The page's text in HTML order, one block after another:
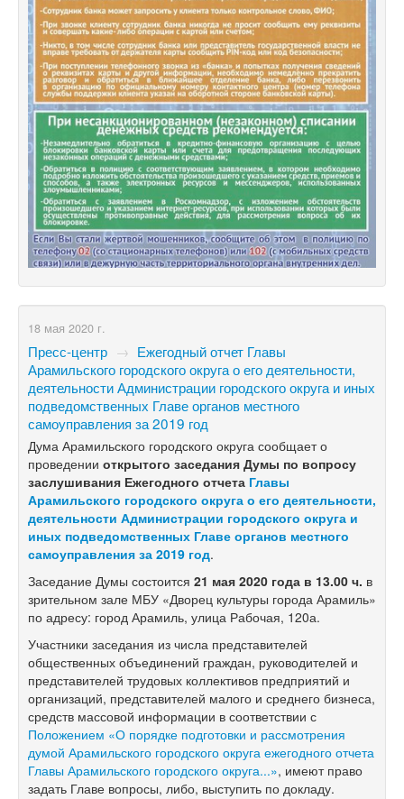
18 мая 2020 г.
Пресс-центр → Ежегодный отчет Главы
Арамильского городского округа о его деятельности,
деятельности Администрации городского округа и иных
подведомственных Главе органов местного
самоуправления за 2019 год
Дума Арамильского городского округа сообщает о
проведении открытого заседания Думы по вопросу
заслушивания Ежегодного отчета Главы
Арамильского городского округа о его деятельности,
деятельности Администрации городского округа и
иных подведомственных Главе органов местного
самоуправления за 2019 год.
Заседание Думы состоится 21 мая 2020 года в 13.00 ч. в
зрительном зале МБУ «Дворец культуры города Арамиль»
по адресу: город Арамиль, улица Рабочая, 120а.
Участники заседания из числа представителей
общественных объединений граждан, руководителей и
представителей трудовых коллективов предприятий и
организаций, представителей малого и среднего бизнеса,
средств массовой информации в соответствии с
Положением «О порядке подготовки и рассмотрения
думой Арамильского городского округа ежегодного отчета
Главы Арамильского городского округа...», имеют право
задать Главе вопросы, либо, выступить по докладу.